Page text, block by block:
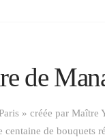
de
» créée par
de